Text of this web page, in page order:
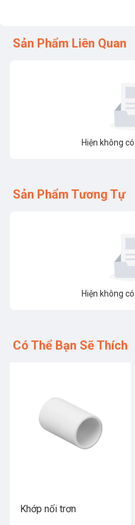
Sản Phẩm Liên Quan
Hiện không
Sản Phẩm Tương Tự
Hiện không
Có Thể Bạn Sẽ Thích
Khớp nối trơn